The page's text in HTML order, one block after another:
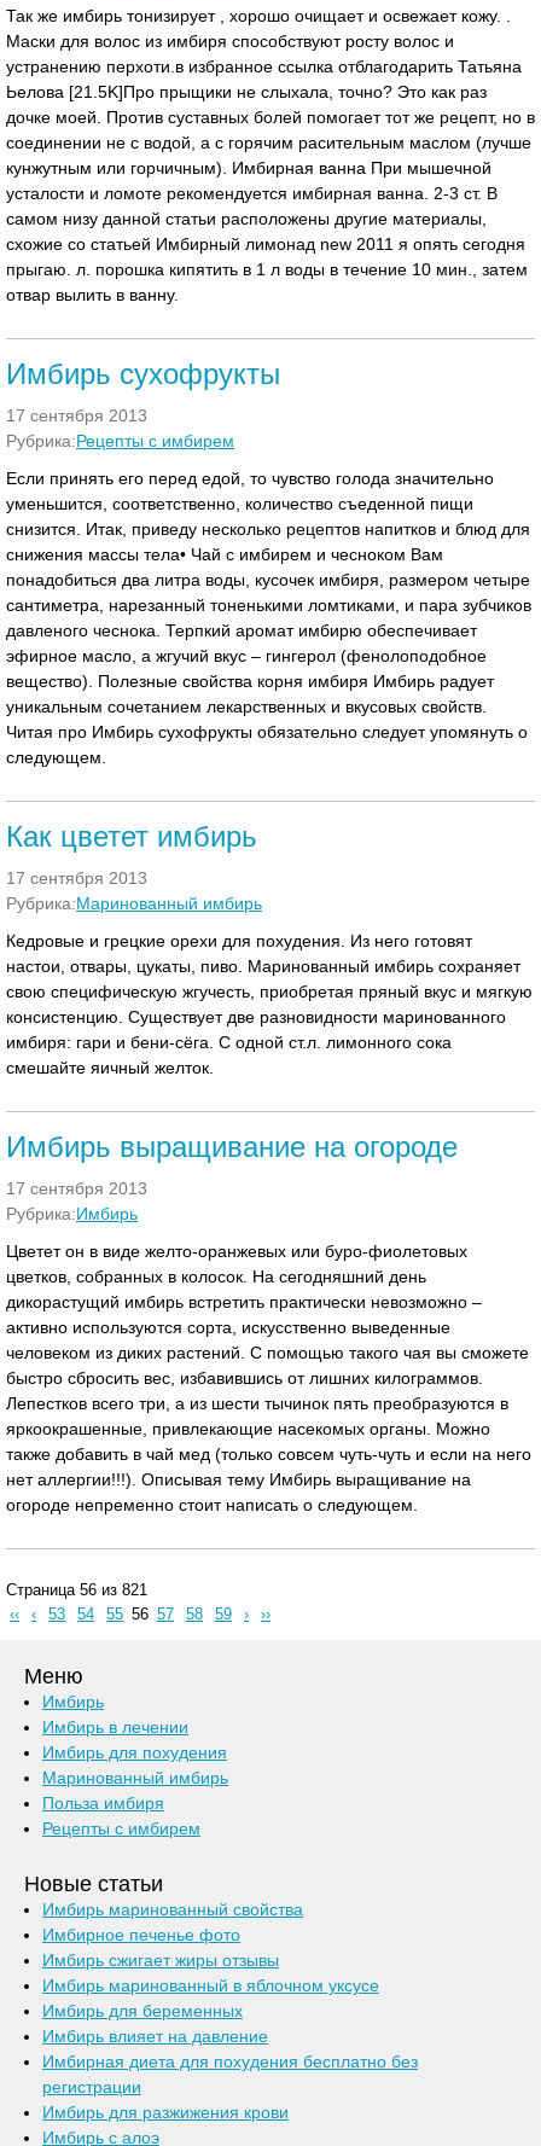
Так же имбирь тонизирует , хорошо очищает и освежает кожу. .
Маски для волос из имбиря способствуют росту волос и
устранению перхоти.в избранное ссылка отблагодарить Татьяна
Ьелова [21.5K]Про прыщики не слыхала, точно? Это как раз
дочке моей. Против суставных болей помогает тот же рецепт, но в
соединении не с водой, а с горячим расительным маслом (лучше
кунжутным или горчичным). Имбирная ванна При мышечной
усталости и ломоте рекомендуется имбирная ванна. 2-3 ст. В
самом низу данной статьи расположены другие материалы,
схожие со статьей Имбирный лимонад new 2011 я опять сегодня
прыгаю. л. порошка кипятить в 1 л воды в течение 10 мин., затем
отвар вылить в ванну.
Имбирь сухофрукты
17 сентября 2013
Рубрика:Рецепты с имбирем
Если принять его перед едой, то чувство голода значительно
уменьшится, соответственно, количество съеденной пищи
снизится. Итак, приведу несколько рецептов напитков и блюд для
снижения массы тела• Чай с имбирем и чесноком Вам
понадобиться два литра воды, кусочек имбиря, размером четыре
сантиметра, нарезанный тоненькими ломтиками, и пара зубчиков
давленого чеснока. Терпкий аромат имбирю обеспечивает
эфирное масло, а жгучий вкус – гингерол (фенолоподобное
вещество). Полезные свойства корня имбиря Имбирь радует
уникальным сочетанием лекарственных и вкусовых свойств.
Читая про Имбирь сухофрукты обязательно следует упомянуть о
следующем.
Как цветет имбирь
17 сентября 2013
Рубрика:Маринованный имбирь
Кедровые и грецкие орехи для похудения. Из него готовят
настои, отвары, цукаты, пиво. Маринованный имбирь сохраняет
свою специфическую жгучесть, приобретая пряный вкус и мягкую
консистенцию. Существует две разновидности маринованного
имбиря: гари и бени-сёга. С одной ст.л. лимонного сока
смешайте яичный желток.
Имбирь выращивание на огороде
17 сентября 2013
Рубрика:Имбирь
Цветет он в виде желто-оранжевых или буро-фиолетовых
цветков, собранных в колосок. На сегодняшний день
дикорастущий имбирь встретить практически невозможно –
активно используются сорта, искусственно выведенные
человеком из диких растений. С помощью такого чая вы сможете
быстро сбросить вес, избавившись от лишних килограммов.
Лепестков всего три, а из шести тычинок пять преобразуются в
яркоокрашенные, привлекающие насекомых органы. Можно
также добавить в чай мед (только совсем чуть-чуть и если на него
нет аллергии!!!). Описывая тему Имбирь выращивание на
огороде непременно стоит написать о следующем.
Страница 56 из 821
‹‹
‹ 53 54 55 56 57 58 59 › ››
Меню
Имбирь
Имбирь в лечении
Имбирь для похудения
Маринованный имбирь
Польза имбиря
Рецепты с имбирем
Новые статьи
Имбирь маринованный свойства
Имбирное печенье фото
Имбирь сжигает жиры отзывы
Имбирь маринованный в яблочном уксусе
Имбирь для беременных
Имбирь влияет на давление
Имбирная диета для похудения бесплатно без
регистрации
Имбирь для разжижения крови
Имбирь с алоэ